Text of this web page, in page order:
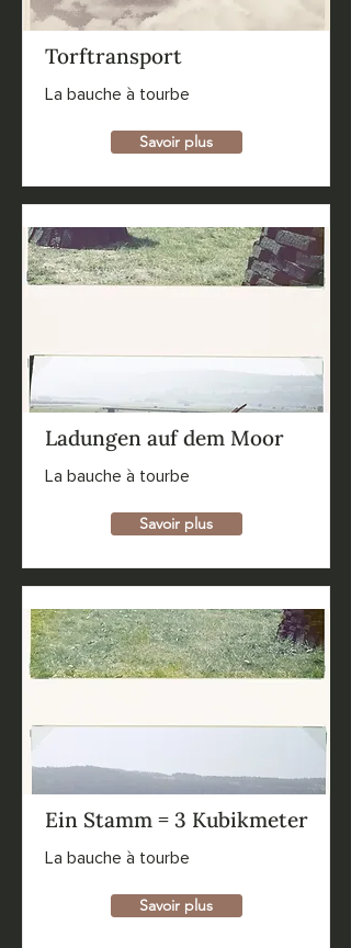
Torftransport
La bauche à tourbe
Savoir plus
Ladungen auf dem Moor
La bauche à tourbe
Savoir plus
Ein Stamm = 3 Kubikmeter
La bauche à tourbe
Savoir plus